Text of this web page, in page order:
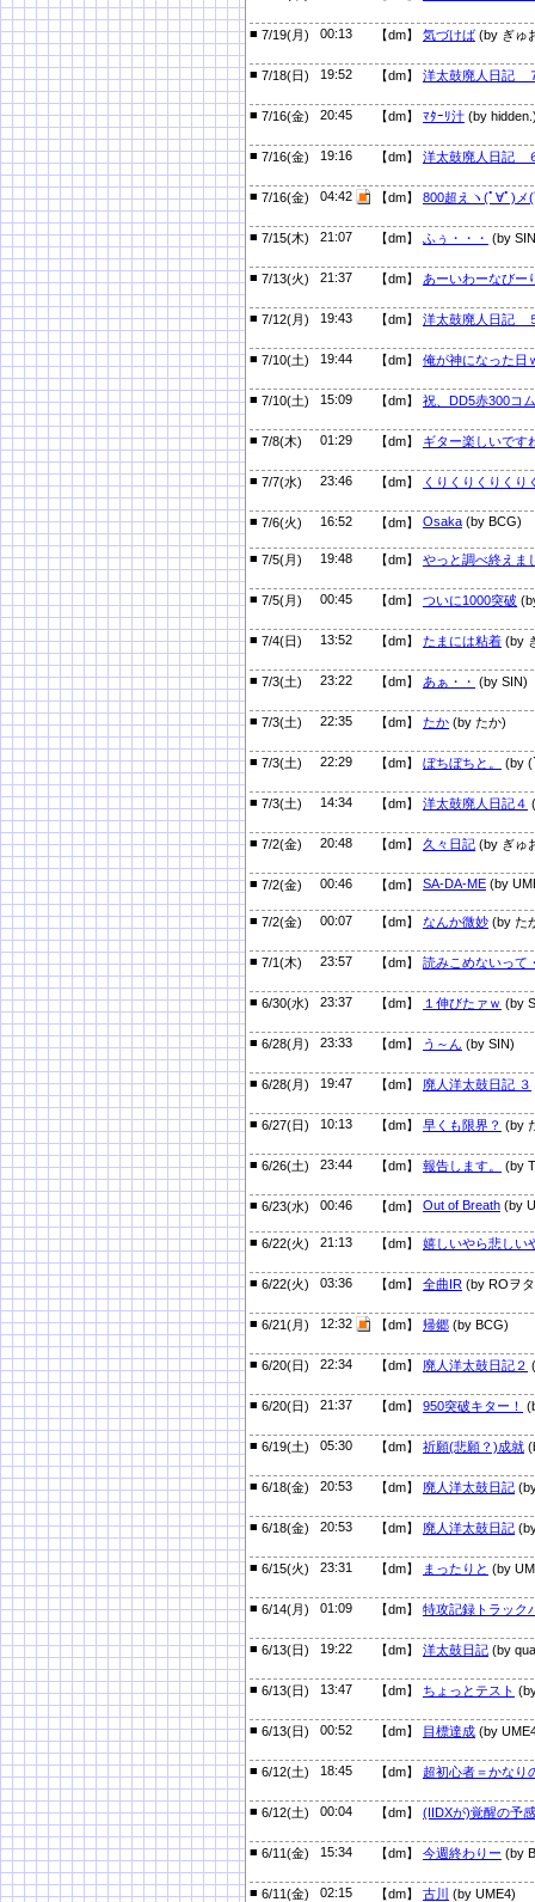
■ 7/19(月) 00:13 【dm】 気づけば (by ぎゅ
■ 7/18(日) 19:52 【dm】 洋太鼓廃人日記
■ 7/16(金) 20:45 【dm】 ﾏﾀｰﾘ汁 (by
■ 7/16(金) 19:16 【dm】 洋太鼓廃人日記
■ 7/16(金) 04:42 【dm】 800超えヽ(ﾟ∀ﾟ)メ
■ 7/15(木) 21:07 【dm】 ふぅ・・・ (by
■ 7/13(火) 21:37 【dm】 あーいわーなびー
■ 7/12(月) 19:43 【dm】 洋太鼓廃人日記
■ 7/10(土) 19:44 【dm】 俺が神になった日
■ 7/10(土) 15:09 【dm】 祝、DD5赤300コ
■ 7/8(木) 01:29 【dm】 ギター楽しいです
■ 7/7(水) 23:46 【dm】 くりくりくりくり
■ 7/6(火) 16:52 【dm】 Osaka (by BCG)
■ 7/5(月) 19:48 【dm】 やっと調べ終えま
■ 7/5(月) 00:45 【dm】 ついに1000突破
■ 7/4(日) 13:52 【dm】 たまには粘着 (by
■ 7/3(土) 23:22 【dm】 あぁ・・ (by SIN)
■ 7/3(土) 22:35 【dm】 たか (by たか)
■ 7/3(土) 22:29 【dm】 ぼちぼちと。 (by
■ 7/3(土) 14:34 【dm】 洋太鼓廃人日記４
■ 7/2(金) 20:48 【dm】 久々日記 (by ぎゅ
■ 7/2(金) 00:46 【dm】 SA-DA-ME (by
■ 7/2(金) 00:07 【dm】 なんか微妙 (by た
■ 7/1(木) 23:57 【dm】 読みこめないって
■ 6/30(水) 23:37 【dm】 １伸びたァｗ (by
■ 6/28(月) 23:33 【dm】 う～ん (by SIN)
■ 6/28(月) 19:47 【dm】 廃人洋太鼓日記 ３
■ 6/27(日) 10:13 【dm】 早くも限界？ (by
■ 6/26(土) 23:44 【dm】 報告します。 (by
■ 6/23(水) 00:46 【dm】 Out of Breath (by
■ 6/22(火) 21:13 【dm】 嬉しいやら悲しい
■ 6/22(火) 03:36 【dm】 全曲IR (by ROヲ
■ 6/21(月) 12:32 【dm】 帰郷 (by BCG)
■ 6/20(日) 22:34 【dm】 廃人洋太鼓日記２
■ 6/20(日) 21:37 【dm】 950突破キター！
■ 6/19(土) 05:30 【dm】 祈願(悲願？)成就
■ 6/18(金) 20:53 【dm】 廃人洋太鼓日記
■ 6/18(金) 20:53 【dm】 廃人洋太鼓日記
■ 6/15(火) 23:31 【dm】 まったりと (by
■ 6/14(月) 01:09 【dm】 特攻記録トラック
■ 6/13(日) 19:22 【dm】 洋太鼓日記 (by
■ 6/13(日) 13:47 【dm】 ちょっとテスト
■ 6/13(日) 00:52 【dm】 目標達成 (by
■ 6/12(土) 18:45 【dm】 超初心者＝かなり
■ 6/12(土) 00:04 【dm】 (IIDXが)覚醒の予感
■ 6/11(金) 15:34 【dm】 今週終わりー (by
■ 6/11(金) 02:15 【dm】 古川 (by UME4)